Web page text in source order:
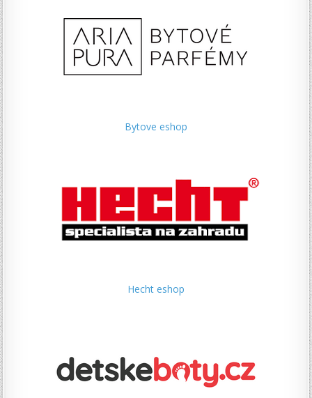
Bytove eshop
Hecht eshop